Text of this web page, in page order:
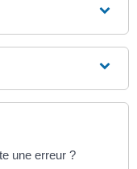
une erreur ?